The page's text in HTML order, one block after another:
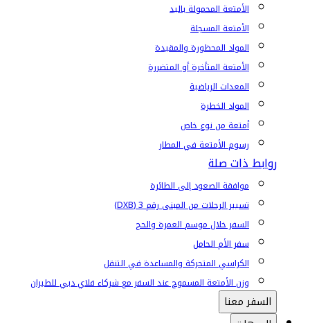
الأمتعة المحمولة باليد
الأمتعة المسجلة
المواد المحظورة والمقيدة
الأمتعة المتأخرة أو المتضررة
المعدات الرياضية
المواد الخطرة
أمتعة من نوع خاص
رسوم الأمتعة في المطار
روابط ذات صلة
موافقة الصعود إلى الطائرة
تسيير الرحلات من المبنى رقم 3 (DXB)
السفر خلال موسم العمرة والحج
سفر الأم الحامل
الكراسي المتحركة والمساعدة في التنقل
وزن الأمتعة المسموح عند السفر مع شركاء فلاي دبي للطيران
السفر معنا